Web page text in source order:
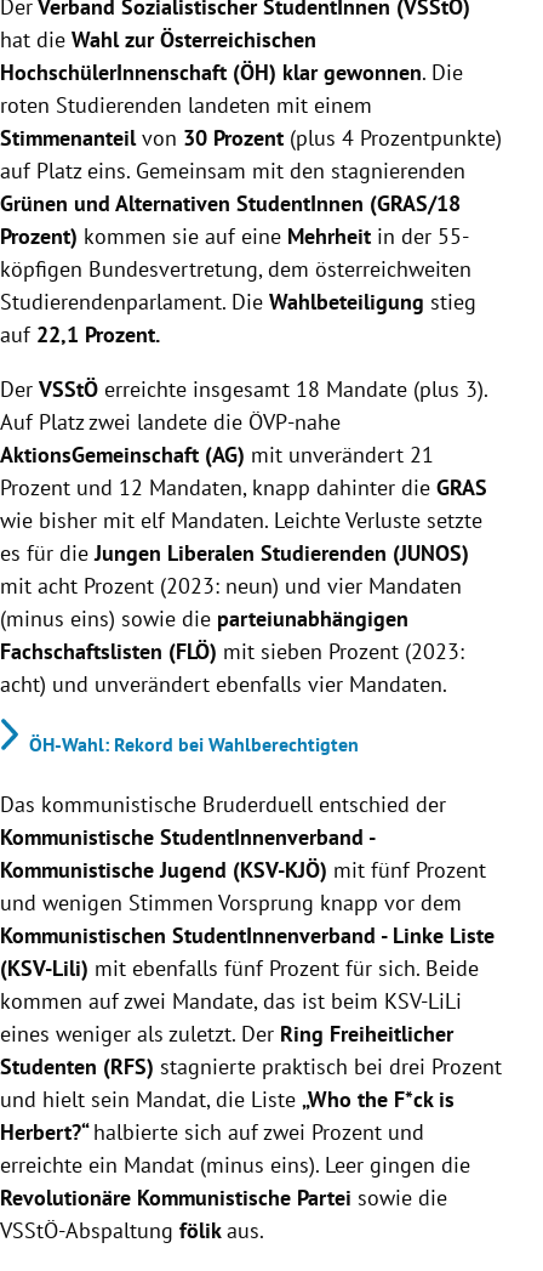
Wahlbeteiligung steigt leicht auf 22,1%, 369.000
Studierende waren wahlberechtigt.
KSV-KJÖ gewinnt knapp vor KSV-LiLi, beide mit 5%
Stimmanteil und je zwei Mandaten.
DerVerband Sozialistischer StudentInnen (VSStÖ)
hat die Wahl zur Österreichischen
HochschülerInnenschaft (ÖH) klar gewonnen. Die
roten Studierenden landeten mit einem
Stimmenanteilvon 30 Prozent (plus 4 Prozentpunkte)
auf Platz eins. Gemeinsam mit den stagnierenden
Grünen und Alternativen StudentInnen (GRAS/18
Prozent) kommen sie auf eine Mehrheit in der 55-
köpfigen Bundesvertretung, dem österreichweiten
Studierendenparlament. Die Wahlbeteiligung stieg
auf 22,1 Prozent.
Der VSStÖ erreichte insgesamt 18 Mandate (plus 3).
Auf Platz zwei landete die ÖVP-nahe
AktionsGemeinschaft (AG) mit unverändert 21
Prozent und 12 Mandaten, knapp dahinter die GRAS
wie bisher mit elf Mandaten. Leichte Verluste setzte
es für dieJungen Liberalen Studierenden (JUNOS)
mit acht Prozent (2023: neun) und vier Mandaten
(minus eins) sowie die parteiunabhängigen
Fachschaftslisten (FLÖ) mit sieben Prozent (2023:
acht) und unverändert ebenfalls vier Mandaten.
ÖH-Wahl: Rekord bei Wahlberechtigten
Das kommunistische Bruderduell entschied der
Kommunistische StudentInnenverband -
Kommunistische Jugend (KSV-KJÖ) mit fünf Prozent
und wenigen Stimmen Vorsprung knapp vor dem
Kommunistischen StudentInnenverband - Linke Liste
(KSV-Lili) mit ebenfalls fünf Prozent für sich. Beide
kommen auf zwei Mandate, das ist beim KSV-LiLi
eines weniger als zuletzt. Der Ring Freiheitlicher
Studenten (RFS) stagnierte praktisch bei drei Prozent
und hielt sein Mandat, die Liste „Who the F*ck is
Herbert?“halbierte sich auf zwei Prozent und
erreichte ein Mandat (minus eins). Leer gingen die
Revolutionäre Kommunistische Partei sowie die
VSStÖ-Abspaltung fölikaus.